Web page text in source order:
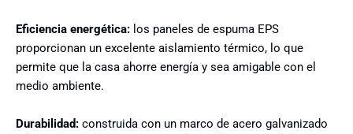
Eficiencia energética: los paneles de espuma EPS
proporcionan un excelente aislamiento térmico, lo que
permite que la casa ahorre energía y sea amigable con el
medio ambiente.
Durabilidad: construida con un marco de acero galvanizado